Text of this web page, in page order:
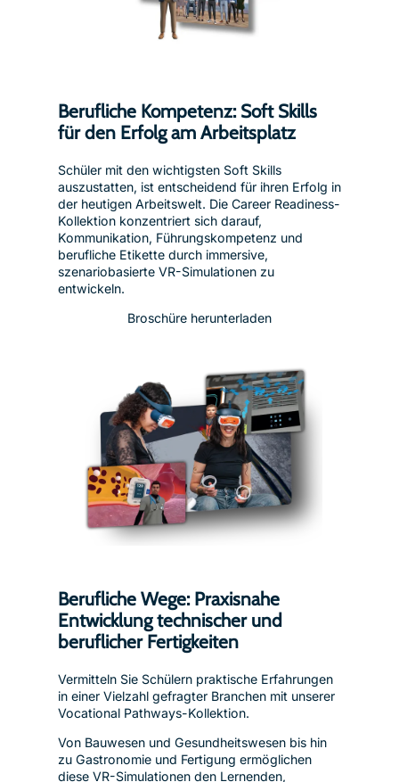
Berufliche Kompetenz: Soft Skills
für den Erfolg am Arbeitsplatz
Schüler mit den wichtigsten Soft Skills
auszustatten, ist entscheidend für ihren Erfolg in
der heutigen Arbeitswelt. Die Career Readiness-
Kollektion konzentriert sich darauf,
Kommunikation, Führungskompetenz und
berufliche Etikette durch immersive,
szenariobasierte VR-Simulationen zu
entwickeln.
Broschüre herunterladen
Berufliche Wege: Praxisnahe
Entwicklung technischer und
beruflicher Fertigkeiten
Vermitteln Sie Schülern praktische Erfahrungen
in einer Vielzahl gefragter Branchen mit unserer
Vocational Pathways-Kollektion.
Von Bauwesen und Gesundheitswesen bis hin
zu Gastronomie und Fertigung ermöglichen
diese VR-Simulationen den Lernenden,